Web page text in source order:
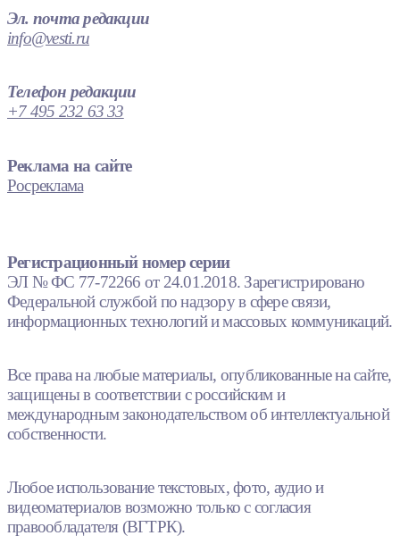
Эл. почта редакции
info@vesti.ru
Телефон редакции
+7 495 232 63 33
Реклама на сайте
Росреклама
Регистрационный номер серии
ЭЛ № ФС 77-72266 от 24.01.2018. Зарегистрировано
Федеральной службой по надзору в сфере связи,
информационных технологий и массовых коммуникаций.
Все права на любые материалы, опубликованные на сайте,
защищены в соответствии с российским и
международным законодательством об интеллектуальной
собственности.
Любое использование текстовых, фото, аудио и
видеоматериалов возможно только с согласия
правообладателя (ВГТРК).